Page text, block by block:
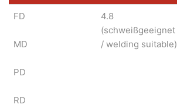
FD
MD
PD
RD
4.8
(schweißgeeignet
/ welding suitable)